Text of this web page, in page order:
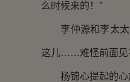
么时候来的！”
李仲源和李太太
这儿……难怪前面见
杨锦心提起的心放